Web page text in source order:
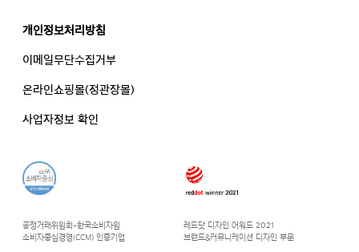
공정거래위원회-한국소비자원
소비자중심경영(CCM) 인증기업
레드닷 디자인 어워드 2021
브랜드&커뮤니케이션 디자인 부문
개인정보처리방침
이메일무단수집거부
온라인쇼핑몰(정관장몰)
사업자정보 확인